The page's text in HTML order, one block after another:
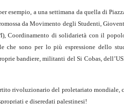
esempio, a una settimana da quella di
da Movimento degli Studenti,
Coordinamento di solidarietà con il
sono per lo più espressione dello
bandiere, militanti del Si Cobas,
rivoluzionario del proletariato mondiale,
e diseredati palestinesi!